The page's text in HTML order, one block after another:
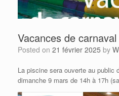
Vacances de
Posted on 21 février 2025 by
La piscine sera ouverte au public
dimanche 9 mars de 14h à 17h